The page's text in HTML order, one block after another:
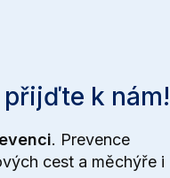
k nám!
. Prevence
cest a měchýře i